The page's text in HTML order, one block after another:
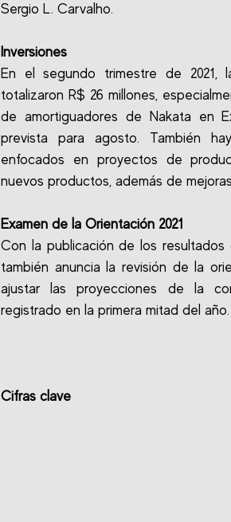
Sergio L. Carvalho.
Inversiones
En el segundo trimestre de 2021,
totalizaron R$ 26 millones,
de amortiguadores de Nakata en
prevista para agosto. También
enfocados en proyectos de
nuevos productos, además de
Examen de la Orientación 2021
Con la publicación de los
también anuncia la revisión de la
ajustar las proyecciones de la
registrado en la primera mitad del
Cifras clave